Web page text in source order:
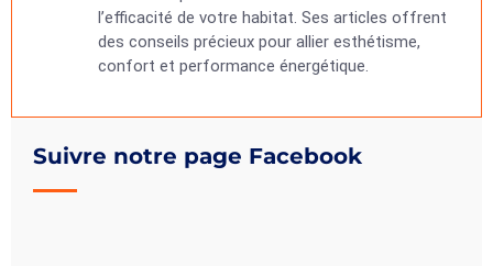
Suivre notre page Facebook
l’efficacité de votre habitat. Ses articles offrent
des conseils précieux pour allier esthétisme,
confort et performance énergétique.